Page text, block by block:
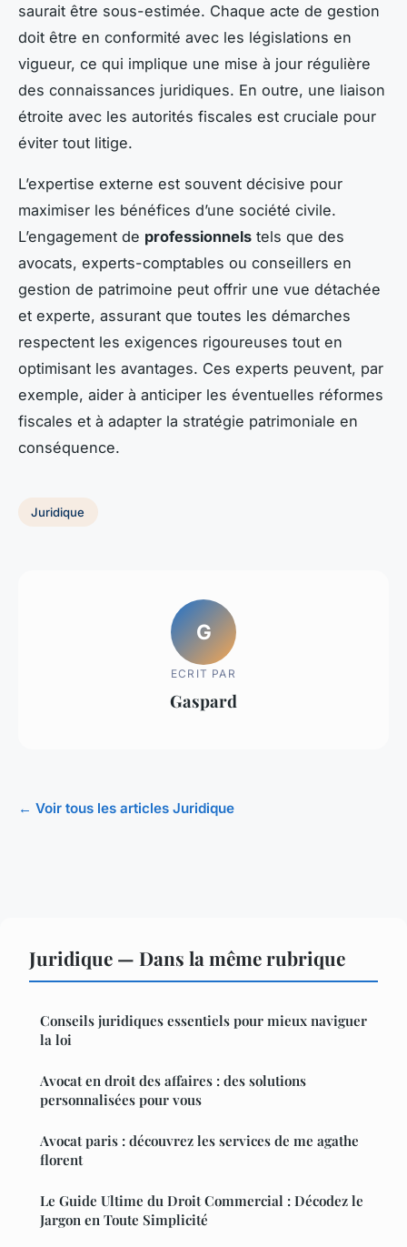
saurait être sous-estimée. Chaque acte de gestion
doit être en conformité avec les législations en
vigueur, ce qui implique une mise à jour régulière
des connaissances juridiques. En outre, une liaison
étroite avec les autorités fiscales est cruciale pour
éviter tout litige.
L’expertise externe est souvent décisive pour
maximiser les bénéfices d’une société civile.
L’engagement de professionnels tels que des
avocats, experts-comptables ou conseillers en
gestion de patrimoine peut offrir une vue détachée
et experte, assurant que toutes les démarches
respectent les exigences rigoureuses tout en
optimisant les avantages. Ces experts peuvent, par
exemple, aider à anticiper les éventuelles réformes
fiscales et à adapter la stratégie patrimoniale en
conséquence.
Juridique
G
ECRIT PAR
Gaspard
← Voir tous les articles Juridique
Juridique — Dans la même rubrique
Conseils juridiques essentiels pour mieux naviguer
la loi
Avocat en droit des affaires : des solutions
personnalisées pour vous
Avocat paris : découvrez les services de me agathe
florent
Le Guide Ultime du Droit Commercial : Décodez le
Jargon en Toute Simplicité